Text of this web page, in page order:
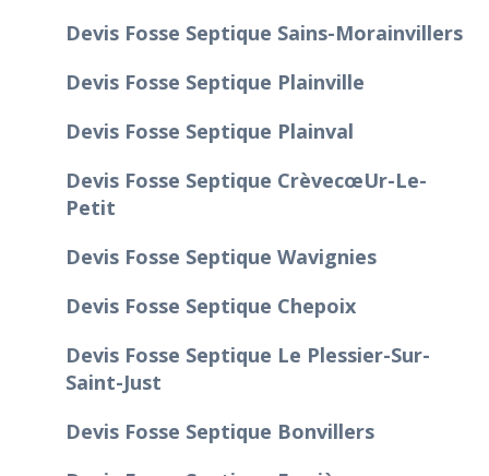
Devis Fosse Septique Sains-Morainvillers
Devis Fosse Septique Plainville
Devis Fosse Septique Plainval
Devis Fosse Septique Crèvecœur-Le-
Petit
Devis Fosse Septique Wavignies
Devis Fosse Septique Chepoix
Devis Fosse Septique Le Plessier-Sur-
Saint-Just
Devis Fosse Septique Bonvillers